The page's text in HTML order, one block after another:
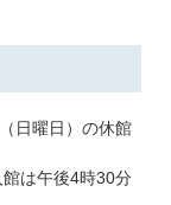
日曜日）の休館
は午後4時30分